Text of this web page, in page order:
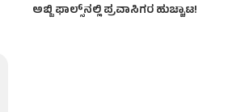
ಅಬ್ಬಿ ಫಾಲ್ಸ್​ನಲ್ಲಿ ಪ್ರವಾಸಿಗರ ಹುಚ್ಚಾಟ!